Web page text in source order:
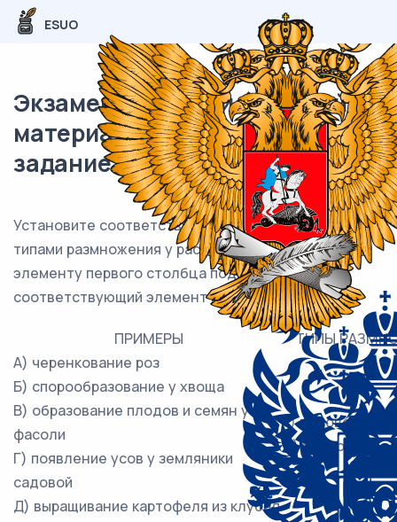
ESUO
Экзаменационный (типовой)
материал ОГЭ / Биология / 11
задание (24) / 39
Установите соответствие между примерами и
типами размножения у растений: к каждому
элементу первого столбца подберите
соответствующий элемент из второго столбца.
ПРИМЕРЫ
ТИПЫ
А) черенкование роз
Б) спорообразование у хвоща
В) образование плодов и семян у
фасоли
Г) появление усов у земляники
садовой
Д) выращивание картофеля из клубня
1) половое
2) бесполое